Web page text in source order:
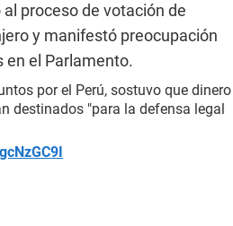
proceso de votación de
y manifestó preocupación
en el Parlamento.
por el Perú, sostuvo que dinero
destinados "para la defensa legal